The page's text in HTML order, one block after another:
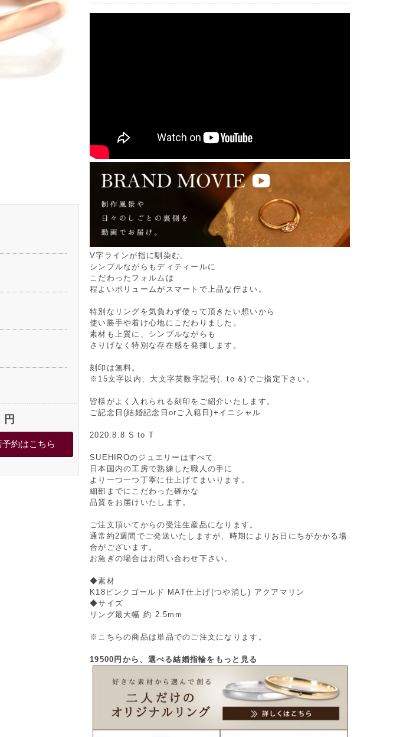
円
V字ラインが指に馴染む。
シンプルながらもディティールに
こだわったフォルムは
程よいボリュームがスマートで上品な佇まい。
特別なリングを気負わず使って頂きたい想いから
使い勝手や着け心地にこだわりました。
素材も上質に、シンプルながらも
さりげなく特別な存在感を発揮します。
刻印は無料。
※15文字以内、大文字英数字記号(. to &)でご指定下さい。
皆様がよく入れられる刻印をご紹介いたします。
ご記念日(結婚記念日orご入籍日)+イニシャル
2020.8.8 S to T
SUEHIROのジュエリーはすべて
日本国内の工房で熟練した職人の手に
より一つ一つ丁寧に仕上げてまいります。
細部までにこだわった確かな
品質をお届けいたします。
ご注文頂いてからの受注生産品になります。
通常約2週間でご発送いたしますが、時期によりお日にちがかかる場
合がございます。
お急ぎの場合はお問い合わせ下さい。
◆素材
K18ピンクゴールド MAT仕上げ(つや消し) アクアマリン
◆サイズ
リング最大幅 約 2.5mm
※こちらの商品は単品でのご注文になります。
19500円から、選べる結婚指輪をもっと見る